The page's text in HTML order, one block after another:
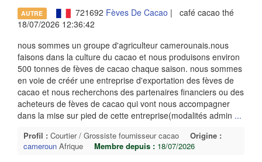
AUTRE 721692 Fèves De Cacao | café cacao thé
18/07/2026 12:36:42
nous sommes un groupe d'agriculteur camerounais.nous
faisons dans la culture du cacao et nous produisons environ
500 tonnes de fèves de cacao chaque saison. nous sommes
en voie de créér une entreprise d'exportation des fèves de
cacao et nous recherchons des partenaires financiers ou des
acheteurs de fèves de cacao qui vont nous accompagner
dans la mise sur pied de cette entreprise(modalités admin ...
Profil : Courtier / Grossiste fournisseur cacao
Origine :
cameroun Afrique Membre depuis : 18/07/2026